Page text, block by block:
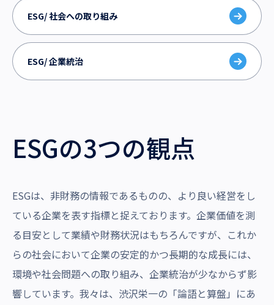
ESG/ 社会への取り組み
ESG/ 企業統治
ESGの3つの観点
ESGは、非財務の情報であるものの、より良い経営をし
ている企業を表す指標と捉えております。企業価値を測
る目安として業績や財務状況はもちろんですが、これか
らの社会において企業の安定的かつ長期的な成長には、
環境や社会問題への取り組み、企業統治が少なからず影
響しています。我々は、渋沢栄一の「論語と算盤」にあ